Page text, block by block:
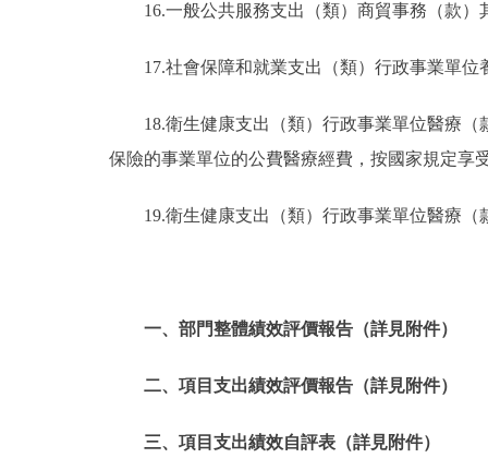
16.一般公共服務支出（類）商貿事務（款
17.社會保障和就業支出（類）行政事業單
18.衛生健康支出（類）行政事業單位醫療
保險的事業單位的公費醫療經費，按國家規定享
19.衛生健康支出（類）行政事業單位醫療
一、部門整體績效評價報告（詳見附件）
二、項目支出績效評價報告（詳見附件）
三、項目支出績效自評表（詳見附件）